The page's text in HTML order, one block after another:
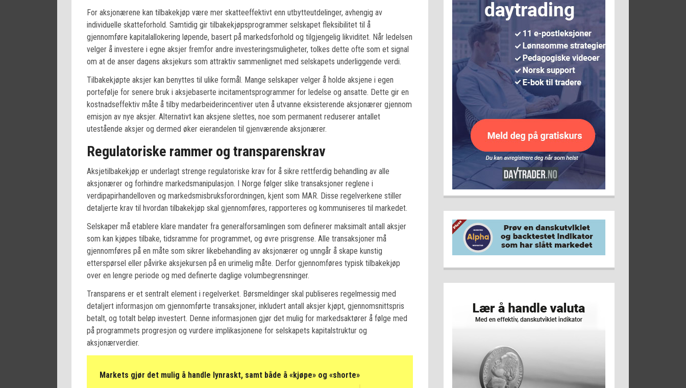
For aksjonærene kan tilbakekjøp være mer skatteeffektivt enn utbytteutdelinger, avhengig av
individuelle skatteforhold. Samtidig gir tilbakekjøpsprogrammer selskapet fleksibilitet til å
gjennomføre kapitalallokering løpende, basert på markedsforhold og tilgjengelig likviditet. Når ledelsen
velger å investere i egne aksjer fremfor andre investeringsmuligheter, tolkes dette ofte som et signal
om at de anser dagens aksjekurs som attraktiv sammenlignet med selskapets underliggende verdi.
Tilbakekjøpte aksjer kan benyttes til ulike formål. Mange selskaper velger å holde aksjene i egen
portefølje for senere bruk i aksjebaserte incitamentsprogrammer for ledelse og ansatte. Dette gir en
kostnadseffektiv måte å tilby medarbeiderincentiver uten å utvanne eksisterende aksjonærer gjennom
emisjon av nye aksjer. Alternativt kan aksjene slettes, noe som permanent reduserer antallet
utestående aksjer og dermed øker eierandelen til gjenværende aksjonærer.
Regulatoriske rammer og transparenskrav
Aksjetilbakekjøp er underlagt strenge regulatoriske krav for å sikre rettferdig behandling av alle
aksjonærer og forhindre markedsmanipulasjon. I Norge følger slike transaksjoner reglene i
verdipapirhandelloven og markedsmisbruksforordningen, kjent som MAR. Disse regelverkene stiller
detaljerte krav til hvordan tilbakekjøp skal gjennomføres, rapporteres og kommuniseres til markedet.
Selskaper må etablere klare mandater fra generalforsamlingen som definerer maksimalt antall aksjer
som kan kjøpes tilbake, tidsramme for programmet, og øvre prisgrense. Alle transaksjoner må
gjennomføres på en måte som sikrer likebehandling av aksjonærer og unngår å skape kunstig
etterspørsel eller påvirke aksjekursen på en urimelig måte. Derfor gjennomføres typisk tilbakekjøp
over en lengre periode og med definerte daglige volumbegrensninger.
Transparens er et sentralt element i regelverket. Børsmeldinger skal publiseres regelmessig med
detaljert informasjon om gjennomførte transaksjoner, inkludert antall aksjer kjøpt, gjennomsnittspris
betalt, og totalt beløp investert. Denne informasjonen gjør det mulig for markedsaktører å følge med
på programmets progresjon og vurdere implikasjonene for selskapets kapitalstruktur og
aksjonærverdier.
Markets gjør det mulig å handle lynraskt, samt både å «kjøpe» og «shorte»